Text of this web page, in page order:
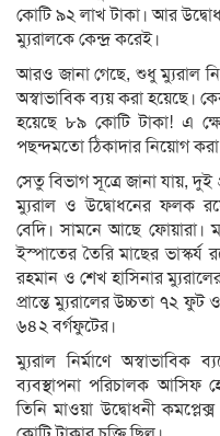
কোটি ৯২ লাখ টাকা। আর
ম্যুরালকে কেন্দ্র করেই।
আরও জানা গেছে, শুধু ম্যুরাল
অস্বাভাবিক ব্যয় করা হয়েছে।
হয়েছে ৮৯ কোটি টাকা! এ
পছন্দমতো ঠিকাদার নিয়োগ করা
সেতু বিভাগ সূত্রে জানা যায়, দুই
ম্যুরাল ও উদ্বোধনের ফলক
বেদি। সামনে আছে ফোয়ারা।
ইস্পাতের তৈরি মাছের ভাস্কর্য
রহমান ও শেখ হাসিনার
প্রান্তে ম্যুরালের উচ্চতা ৭২
৬৪২ বর্গফুটের।
ম্যুরাল নির্মাণে অস্বাভাবিক
ব্যবস্থাপনা পরিচালক আসিফ
তিনি মাওয়া উদ্বোধনী